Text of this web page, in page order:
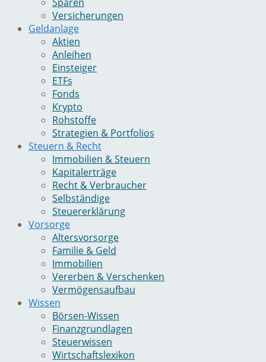
Versicherungen
Geldanlage
Aktien
Anleihen
Einsteiger
ETFs
Fonds
Krypto
Rohstoffe
Strategien & Portfolios
Steuern & Recht
Immobilien & Steuern
Kapitalerträge
Recht & Verbraucher
Selbständige
Steuererklärung
Vorsorge
Altersvorsorge
Familie & Geld
Immobilien
Vererben & Verschenken
Vermögensaufbau
Wissen
Börsen-Wissen
Finanzgrundlagen
Steuerwissen
Wirtschaftslexikon